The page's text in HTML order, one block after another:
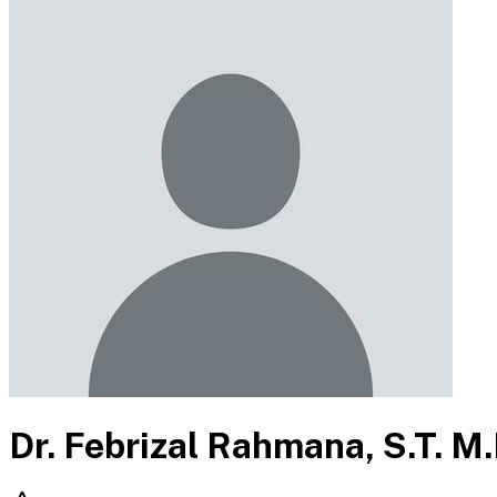
Dr. Febrizal Rahmana, S.T.